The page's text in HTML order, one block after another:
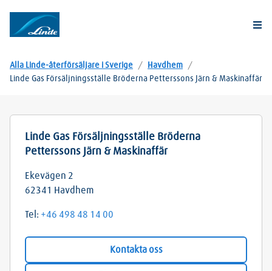
Alla Linde-återförsäljare i Sverige / Havdhem
/
Linde Gas Försäljningsställe Bröderna Petterssons Järn & Maskinaffär
Linde Gas Försäljningsställe Bröderna
Petterssons Järn & Maskinaffär
Ekevägen 2
62341 Havdhem
Tel: +46 498 48 14 00
Kontakta oss